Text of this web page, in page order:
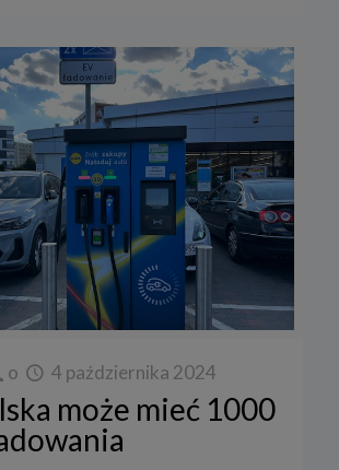
o 4 października 2024
może mieć 1000